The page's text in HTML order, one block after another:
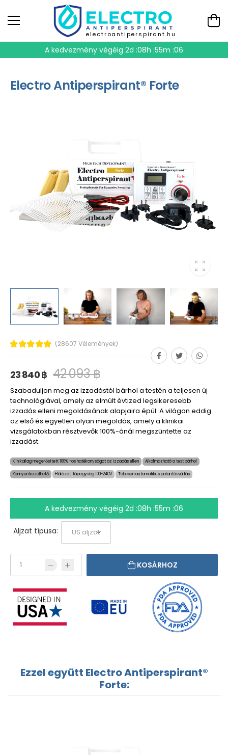
electroantiperspirant.hu
A kedvezmény végéig 2d :08h :55m :06
Electro Antiperspirant® Forte
(28607 Vélemények)
23 840 ฿ 42 093 ฿
Szabaduljon meg az izzadástól bárhol a testén a teljesen új
technológiával, amely az elmúlt évtized legsikeresebb
izzadás elleni megoldásának alapjaira épül. A világon eddig
az első és egyetlen olyan megoldás, amely a klinikai
vizsgálatokban résztvevők 100%-ánál megszüntette az
izzadást.
Klinikailag megerősített 100% -os hatékonyságot az izzadás ellen Alkalmazható a test bárhol
Könnyen kezelhető Hálózati tápegység 100-240V Teljesen automatikus polaritásváltás
A kedvezmény végéig 2d :08h :55m :06
Aljzat típusa:
KOSÁRHOZ
Ezzel együtt Electro Antiperspirant®
Forte: